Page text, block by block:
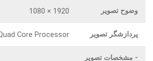
وضوح تصویر 1920 × 1080
پردازشگر تصویر Core Processor
- مشخصات تصویر